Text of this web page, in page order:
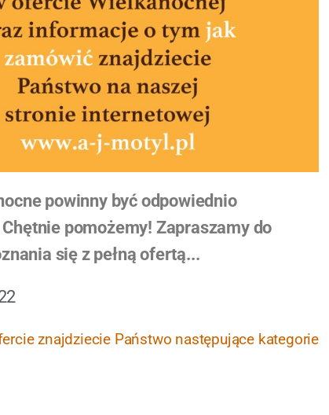
powinny być odpowiednio
pomożemy! Zapraszamy do
się z pełną ofertą...
znajdziecie Państwo następujące kategorie